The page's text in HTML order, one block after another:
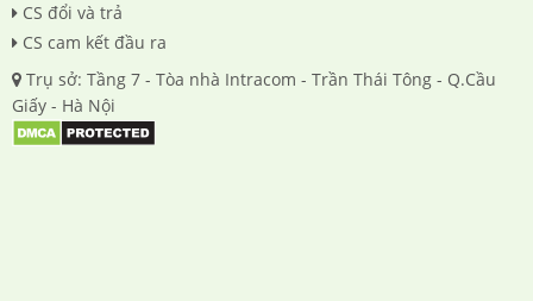
CS đổi và trả
CS cam kết đầu ra
Trụ sở: Tầng 7 - Tòa nhà Intracom - Trần Thái Tông - Q.Cầu
Giấy - Hà Nội